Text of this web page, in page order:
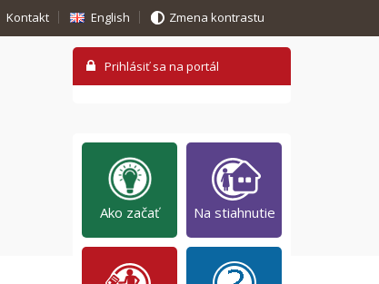
Kontakt English Zmena kontrastu
Ako začať Na stiahnutie